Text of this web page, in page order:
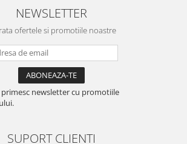
NEWSLETTER
ofertele si promotiile noastre
primesc newsletter cu promotiile
SUPORT CLIENTI